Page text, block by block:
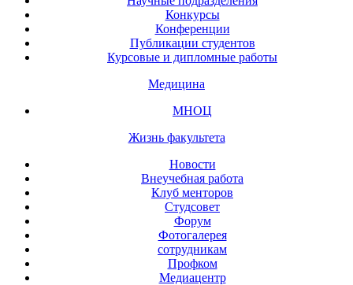
Конкурсы
Конференции
Публикации студентов
Курсовые и дипломные работы
Медицина
МНОЦ
Жизнь факультета
Новости
Внеучебная работа
Клуб менторов
Студсовет
Форум
Фотогалерея
сотрудникам
Профком
Медиацентр